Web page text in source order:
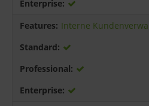
Interne